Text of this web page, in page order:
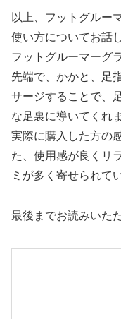
以上、フットグルー
使い方についてお話
フットグルーマーグ
先端で、かかと、足
サージすることで、
な足裏に導いてくれ
実際に購入した方の
た、使用感が良くリ
ミが多く寄せられて
最後までお読みいた